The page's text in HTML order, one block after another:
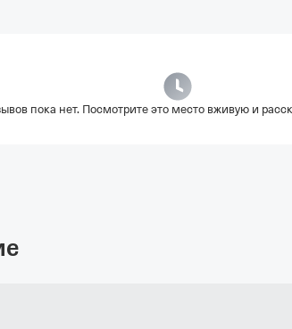
пока нет. Посмотрите это место вживую и